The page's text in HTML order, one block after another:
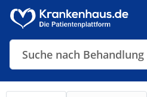
Suche nach Behandlung